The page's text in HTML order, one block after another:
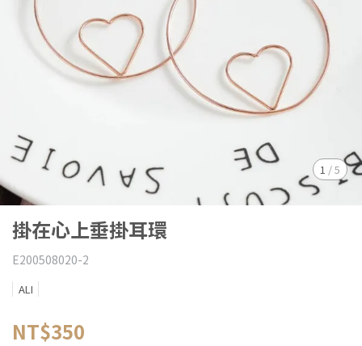
1 /5
掛在心上垂掛耳環
E200508020-2
ALI
NT$350